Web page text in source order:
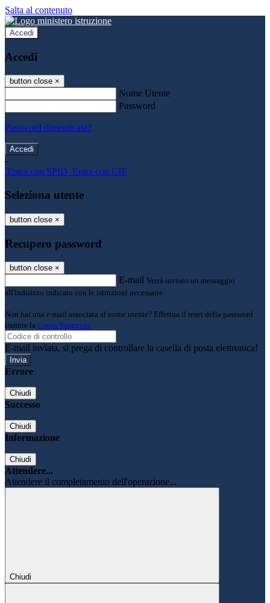
Salta al contenuto
Accedi
Accedi
button close ×
Nome Utente
Password
Password dimenticata?
-
Entra con SPID Entra con CIE
Seleziona utente
button close ×
Recupero password
button close ×
E-mail Verrà inviato un messaggio
all'indirizzo indicato con le istruzioni necessarie.
Non hai una e-mail associata al nome utente? Effettua il reset della password
tramite la Login Spaggiari
E-mail inviata, si prega di controllare la casella di posta elettronica!
Errore
Chiudi
Successo
Chiudi
Informazione
Chiudi
Attendere...
Attendere il completamento dell'operazione...
Chiudi